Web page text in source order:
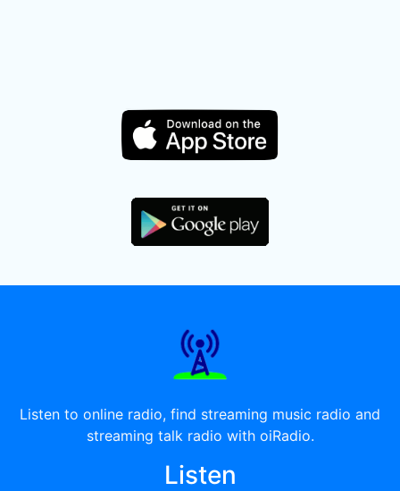
Listen to online radio, find streaming music radio and
streaming talk radio with oiRadio.
Listen